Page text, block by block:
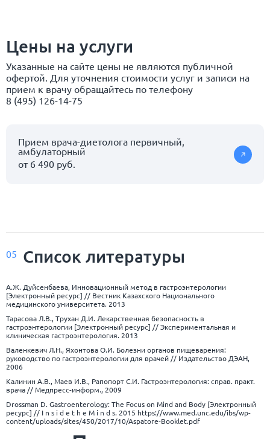
Цены на услуги
Указанные на сайте цены не являются публичной
офертой. Для уточнения стоимости услуг и записи на
прием к врачу обращайтесь по телефону
8 (495) 126-14-75
Прием врача-диетолога первичный,
амбулаторный
от 6 490 руб.
05 Список литературы
А.Ж. Дуйсенбаева, Инновационный метод в гастроэнтерологии
[Электронный ресурс] // Вестник Казахского Национального
медицинского университета. 2013
Тарасова Л.В., Трухан Д.И. Лекарственная безопасность в
гастроэнтерологии [Электронный ресурс] // Экспериментальная и
клиническая гастроэнтерология. 2013
Валенкевич Л.Н., Яхонтова О.И. Болезни органов пищеварения:
руководство по гастроэнтерологии для врачей // Издательство ДЭАН,
2006
Калинин А.В., Маев И.В., Рапопорт С.И. Гастроэнтерология: справ. практ.
врача // Медпресс-информ., 2009
Drossman D. Gastroenterology: The Focus on Mind and Body [Электронный
ресурс] // I n s i d e t h e M i n d s. 2015 https://www.med.unc.edu/ibs/wp-
content/uploads/sites/450/2017/10/Aspatore-Booklet.pdf